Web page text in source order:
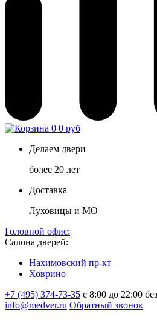
0 0 руб
Делаем двери
более 20 лет
Доставка
Луховицы и МО
Головной офис:
Салона дверей:
Нахимовский пр-кт
Ховрино
+7 (495) 374-73-35 с 8:00 до 22:00
info@medver.ru Обратный звонок